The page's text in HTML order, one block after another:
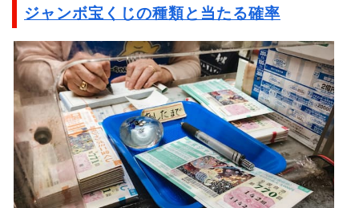
ジャンボ宝くじの種類と当たる確率